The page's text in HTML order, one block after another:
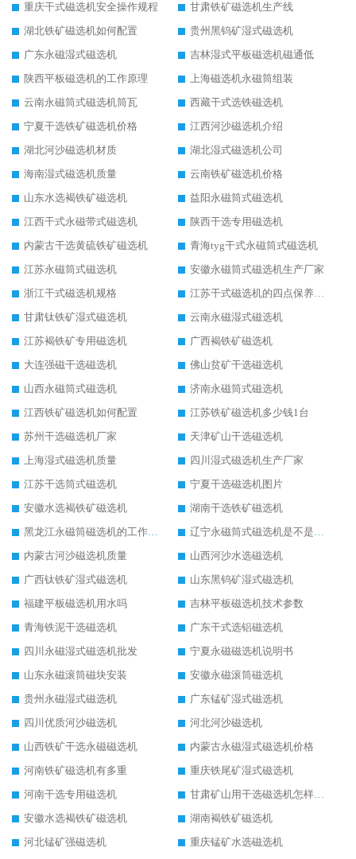
重庆干式磁选机安全操作规程
甘肃铁矿磁选机生产线
湖北铁矿磁选机如何配置
贵州黑钨矿湿式磁选机
广东永磁湿式磁选机
吉林湿式平板磁选机磁通低
陕西平板磁选机的工作原理
上海磁选机永磁筒组装
云南永磁筒式磁选机筒瓦
西藏干式选铁磁选机
宁夏干选铁矿磁选机价格
江西河沙磁选机介绍
湖北河沙磁选机材质
湖北湿式磁选机公司
海南湿式磁选机质量
云南铁矿磁选机价格
山东水选褐铁矿磁选机
益阳永磁筒式磁选机
江西干式永磁带式磁选机
陕西干选专用磁选机
内蒙古干选黄硫铁矿磁选机
青海tyg干式永磁筒式磁选机
江苏永磁筒式磁选机
安徽永磁筒式磁选机生产厂家
浙江干式磁选机规格
江苏干式磁选机的四点保养秘籍
甘肃钛铁矿湿式磁选机
云南永磁湿式磁选机
江苏褐铁矿专用磁选机
广西褐铁矿磁选机
大连强磁干选磁选机
佛山贫矿干选磁选机
山西永磁筒式磁选机
济南永磁筒式磁选机
江西铁矿磁选机如何配置
江苏铁矿磁选机多少钱1台
苏州干选磁选机厂家
天津矿山干选磁选机
上海湿式磁选机质量
四川湿式磁选机生产厂家
江苏干选筒式磁选机
宁夏干选磁选机图片
安徽水选褐铁矿磁选机
湖南干选铁矿磁选机
黑龙江永磁筒磁选机的工作原理
辽宁永磁筒式磁选机是不是强磁
内蒙古河沙磁选机质量
山西河沙水选磁选机
广西钛铁矿湿式磁选机
山东黑钨矿湿式磁选机
福建平板磁选机用水吗
吉林平板磁选机技术参数
青海铁泥干选磁选机
广东干式选铝磁选机
四川永磁湿式磁选机批发
宁夏永磁磁选机说明书
山东永磁滚筒磁块安装
安徽永磁滚筒磁选机
贵州永磁湿式磁选机
广东锰矿湿式磁选机
四川优质河沙磁选机
河北河沙磁选机
山西铁矿干选永磁磁选机
内蒙古永磁湿式磁选机价格
河南铁矿磁选机有多重
重庆铁尾矿湿式磁选机
河南干选专用磁选机
甘肃矿山用干选磁选机怎样调磁
安徽水选褐铁矿磁选机
湖南褐铁矿磁选机
河北锰矿强磁选机
重庆锰矿水选磁选机